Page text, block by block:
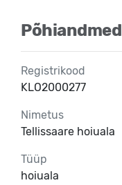
Põhiandmed
Registrikood
KLO2000277
Nimetus
Tellissaare hoiuala
Tüüp
hoiuala